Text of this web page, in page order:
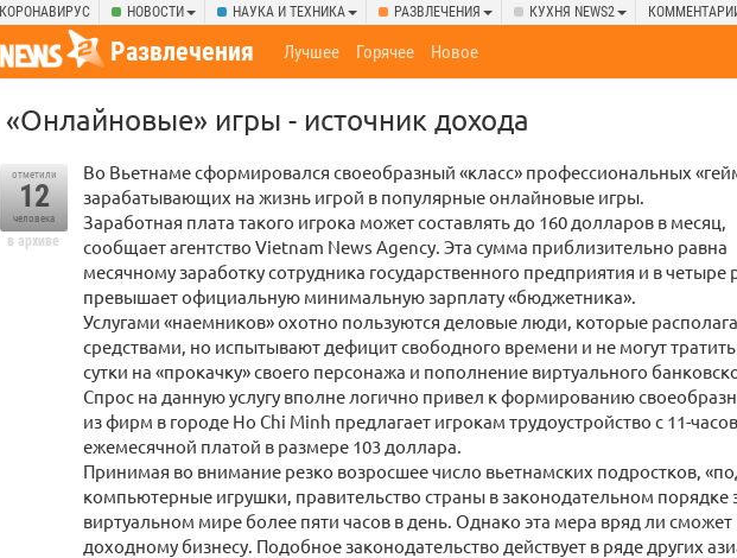
КОРОНАВИРУС НОВОСТИ НАУКА И ТЕХНИКА РАЗВЛЕЧЕНИЯ КУХНЯ NEWS2
Развлечения Лучшее Горячее Новое
«Онлайновые» игры - источник дохода
отметили
12
человека
в архиве
Во Вьетнаме сформировался своеобразный «класс» профессиональных
зарабатывающих на жизнь игрой в популярные онлайновые игры.
Заработная плата такого игрока может составлять до 160 долларов в месяц,
сообщает агентство Vietnam News Agency. Эта сумма приблизительно равна
месячному заработку сотрудника государственного предприятия и в четыре
превышает официальную минимальную зарплату «бюджетника».
Услугами «наемников» охотно пользуются деловые люди, которые
средствами, но испытывают дефицит свободного времени и не могут
сутки на «прокачку» своего персонажа и пополнение виртуального
Спрос на данную услугу вполне логично привел к формированию
из фирм в городе Ho Chi Minh предлагает игрокам трудоустройство с 11-
ежемесячной платой в размере 103 доллара.
Принимая во внимание резко возросшее число вьетнамских подростков,
компьютерные игрушки, правительство страны в законодательном порядке
виртуальном мире более пяти часов в день. Однако эта мера вряд ли
доходному бизнесу. Подобное законодательство действует в ряде других